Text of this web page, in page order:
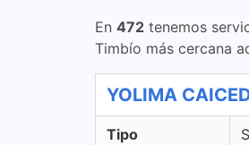
En 472 tenemos
Timbío más cercana
YOLIMA
Tipo